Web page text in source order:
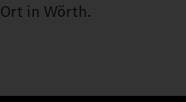
Ort in Wörth.